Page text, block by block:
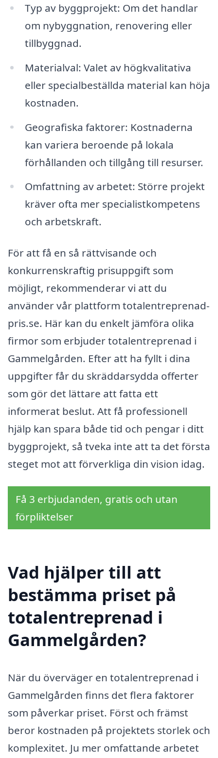
Typ av byggprojekt: Om det handlar
om nybyggnation, renovering eller
tillbyggnad.
Materialval: Valet av högkvalitativa
eller specialbeställda material kan höja
kostnaden.
Geografiska faktorer: Kostnaderna
kan variera beroende på lokala
förhållanden och tillgång till resurser.
Omfattning av arbetet: Större projekt
kräver ofta mer specialistkompetens
och arbetskraft.
För att få en så rättvisande och
konkurrenskraftig prisuppgift som
möjligt, rekommenderar vi att du
använder vår plattform totalentreprenad-
pris.se. Här kan du enkelt jämföra olika
firmor som erbjuder totalentreprenad i
Gammelgården. Efter att ha fyllt i dina
uppgifter får du skräddarsydda offerter
som gör det lättare att fatta ett
informerat beslut. Att få professionell
hjälp kan spara både tid och pengar i ditt
byggprojekt, så tveka inte att ta det första
steget mot att förverkliga din vision idag.
Få 3 erbjudanden, gratis och utan
förpliktelser
Vad hjälper till att
bestämma priset på
totalentreprenad i
Gammelgården?
När du överväger en totalentreprenad i
Gammelgården finns det flera faktorer
som påverkar priset. Först och främst
beror kostnaden på projektets storlek och
komplexitet. Ju mer omfattande arbetet